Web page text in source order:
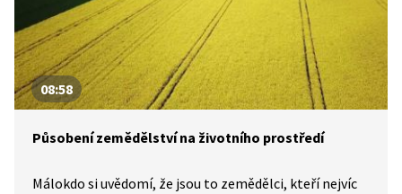
a náročnější na pracovní sílu. Mohlo by takto fungovat
celé české zemědělství?
08:58
Působení zemědělství na životního prostředí
Málokdo si uvědomí, že jsou to zemědělci, kteří nejvíc